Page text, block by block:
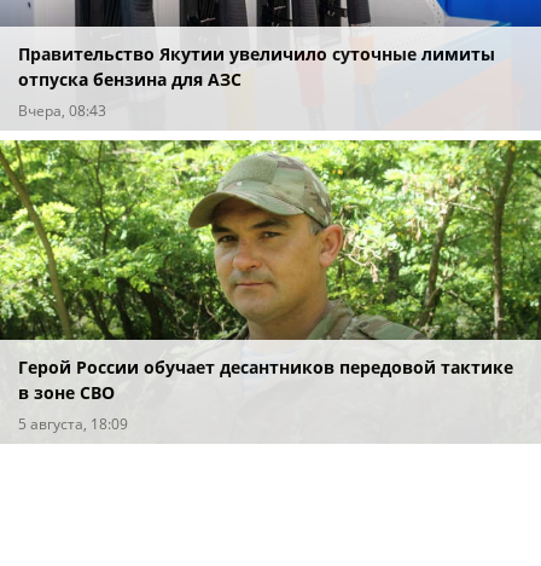
Правительство Якутии увеличило суточные лимиты
отпуска бензина для АЗС
Вчера, 08:43
Герой России обучает десантников передовой тактике
в зоне СВО
5 августа, 18:09